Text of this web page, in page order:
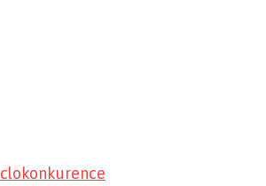
clokonkurence